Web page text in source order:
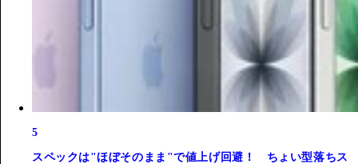
5
スペックは"ほぼそのまま"で値上げ回避！ ちょい型落ちス